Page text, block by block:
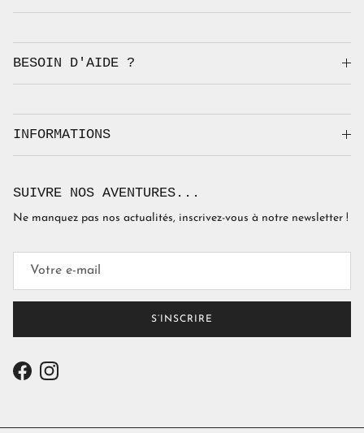
BESOIN D'AIDE ?
INFORMATIONS
SUIVRE NOS AVENTURES...
Ne manquez pas nos actualités, inscrivez-vous à notre newsletter !
S’INSCRIRE
FacebookInstagram